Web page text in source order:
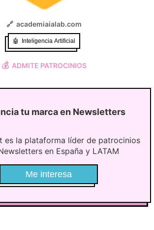
🔗 academiaialab.com
🤖 Inteligencia Artificial
💰 ADMITE PATROCINIOS
tu marca en Newsletters
es la plataforma líder de patrocinios
en España y LATAM
Me interesa